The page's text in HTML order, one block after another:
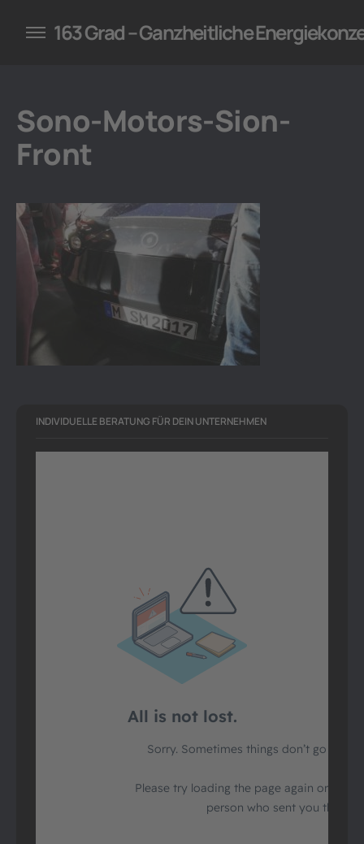
für Unternehmen
163 Grad – Ganzheitliche
Sono-Motors-Sion-
Front
INDIVIDUELLE BERATUNG FÜR DEIN UNTERNEHMEN